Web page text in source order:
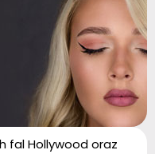
fal Hollywood oraz